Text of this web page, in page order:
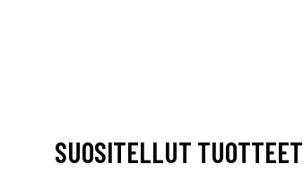
SUOSITELLUT TUOTTEET